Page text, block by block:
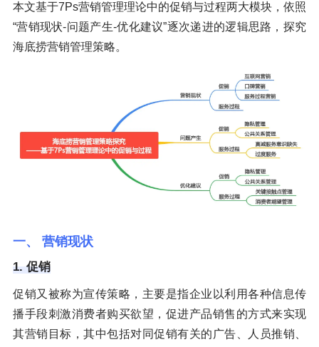
本文基于7Ps营销管理理论中的促销与过程两大模块，依照
“营销现状-问题产生-优化建议”逐次递进的逻辑思路，探究
海底捞营销管理策略。
一、 营销现状
1. 促销
促销又被称为宣传策略，主要是指企业以利用各种信息传
播手段刺激消费者购买欲望，促进产品销售的方式来实现
其营销目标，其中包括对同促销有关的广告、人员推销、